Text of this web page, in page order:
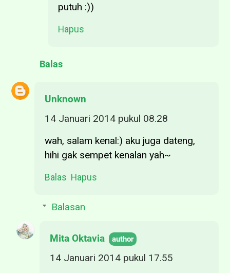
putuh :))
Hapus
Balas
Unknown
14 Januari 2014 pukul 08.28
wah, salam kenal:) aku juga dateng,
hihi gak sempet kenalan yah~
Balas Hapus
Balasan
Mita Oktavia
14 Januari 2014 pukul 17.55